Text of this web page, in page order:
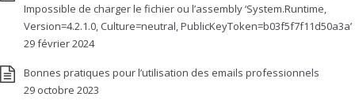
Impossible de charger le fichier ou l’assembly ‘System.Runtime,
Version=4.2.1.0, Culture=neutral, PublicKeyToken=b03f5f7f11d50a3a’
29 février 2024
Bonnes pratiques pour l’utilisation des emails professionnels
29 octobre 2023